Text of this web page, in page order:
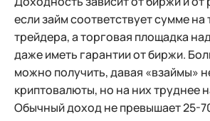
если займ соответствует сумме
трейдера, а торговая площадка
даже иметь гарантии от биржи.
можно получить, давая «взаймы»
криптовалюты, но на них труднее
Обычный доход не превышает 25-